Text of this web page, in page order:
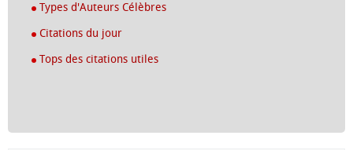
Types d'Auteurs Célèbres
Citations du jour
Tops des citations utiles